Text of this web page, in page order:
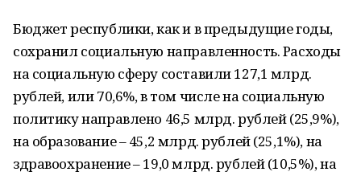
Бюджет республики, как и в предыдущие годы,
сохранил социальную направленность. Расходы
на социальную сферу составили 127,1 млрд.
рублей, или 70,6%, в том числе на социальную
политику направлено 46,5 млрд. рублей (25,9%),
на образование – 45,2 млрд. рублей (25,1%), на
здравоохранение – 19,0 млрд. рублей (10,5%), на